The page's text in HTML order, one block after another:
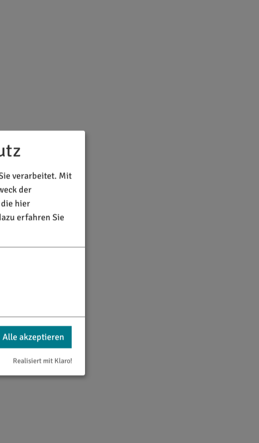
verarbeitet. Mit
der
hier
erfahren Sie
Alle akzeptieren
Realisiert mit Klaro!